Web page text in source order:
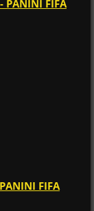
PANINI FIFA
FIFA